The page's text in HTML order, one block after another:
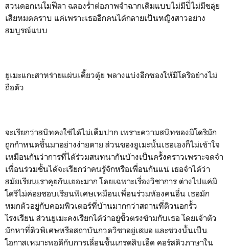
สวนดอกเนโมฟีลา ฉลองร่ำต่อภาพจำฉากเดิมแบบไม่มีปี่ไม่มีขลุ่ย
เสียหมดคราบ แค่เพราะเธออีกคนได้กลายเป็นหญิงสาวอย่าง
สมบูรณ์แบบ
ยูเมะแกะสาหร่ายแผ่นเคี้ยวตุ้ย พลางแบ่งอีกซองให้มิโดริอย่างไม่
ถือตัว
จะเรียกว่าสนิทคงใช้ได้ไม่เต็มปาก เพราะความสนิทของมิโดริมัก
ถูกกำหนดขึ้นมาอย่างง่ายดาย ส่วนของยูเมะนั้นเธอเองก็ไม่เข้าใจ
เหมือนกันว่าการที่ได้ร่วมสนทนากันบ้างเป็นครั้งคราวเพราะจดจำ
เพื่อนร่วมชั้นได้จะเรียกว่าคนรู้จักหรือเพื่อนกันแน่ เธอจำได้ว่า
สมัยเรียนเราคุยกันเยอะมาก โดยเฉพาะเรื่องวิชาการ ต่างไปแค่มิ
โดริไม่ค่อยชอบเรียนพิเศษเหมือนเพื่อนร่วมห้องคนอื่น เธอมัก
หมกตัวอยู่กับคอมพิวเตอร์ที่บ้านมากกว่าสถานที่ติวนอกรั้ว
โรงเรียน ส่วนยูเมะคงเรียกได้ว่าอยู่ขั้วตรงข้ามกับเธอ โดยเจ้าตัว
มักหาที่ติวพิเศษหรือสถาบันกวดวิชาอยู่เสมอ และช่วงนั้นเป็น
โอกาสเหมาะพอดีกับการเลื่อนขั้นเกรดสิบเอ็ด คอร์สติวภาษาใน